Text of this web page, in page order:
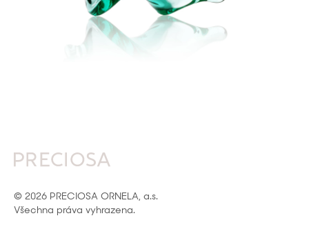
© 2026 PRECIOSA ORNELA, a.s.
Všechna práva vyhrazena.